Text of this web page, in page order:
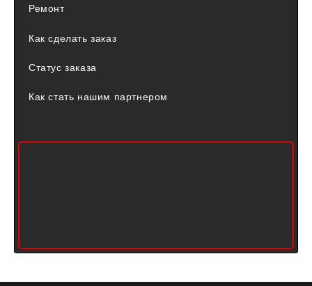
Ремонт
Как сделать заказ
Статус заказа
Как стать нашим партнером